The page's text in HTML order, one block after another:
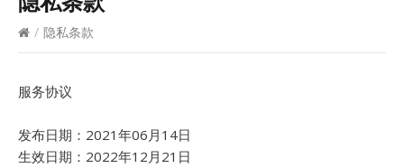
/ 隐私条款
服务协议
发布日期：2021年06月14日
生效日期：2022年12月21日